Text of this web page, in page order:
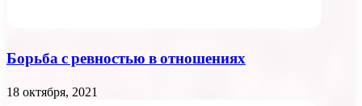
Борьба с ревностью в отношениях
18 октября, 2021